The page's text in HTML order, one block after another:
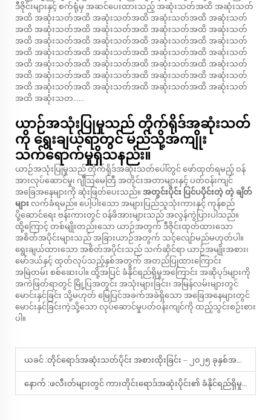
ဒီဇိုင်းများနှင့် စက်ရုံမှ အဆင်ပေးထားသည့် အဆုံးသတ်အထိ အဆုံးသတ်
အထိ အဆုံးသတ်အထိ အဆုံးသတ်အထိ အဆုံးသတ်အထိ အဆုံးသတ်
အထိ အဆုံးသတ်အထိ အဆုံးသတ်အထိ အဆုံးသတ်အထိ အဆုံးသတ်
အထိ အဆုံးသတ်အထိ အဆုံးသတ်အထိ အဆုံးသတ်အထိ အဆုံးသတ်
အထိ အဆုံးသတ်အထိ အဆုံးသတ်အထိ အဆုံးသတ်အထိ အဆုံးသတ်
အထိ အဆုံးသတ်အထိ အဆုံးသတ်အထိ အဆုံးသတ်အထိ အဆုံးသတ်
အထိ အဆုံးသတ်အထိ အဆုံးသတ်အထိ အဆုံးသတ်အထိ အဆုံးသတ်
အထိ အဆုံးသတ်အထိ အဆုံးသတ်အထိ အဆုံးသတ်အထိ အဆုံးသတ်
အထိ အဆုံးသတ......
ယာဉ်အသုံးပြုမှုသည် တိုက်ရိုဒ်အဆုံးသတ်
ကို ရွေးချယ်ရာတွင် မည်သို့အကျိုး
သက်ရောက်မှုရှိသနည်း။
ယာဉ်အသုံးပြုမှုသည် တိုက်ရိုဒ်အဆုံးသတ်ပေါ်တွင် ဖော်ထုတ်ရမည့် ဝန်
အားလုပ်ဆောင်မှု၊ ဂျီဩမေတြီ အတိုင်းအတာများနှင့် ပတ်ဝန်းကျင်
အခြေအနေများကို ဆုံးဖြတ်ပေးသည်။ အတွင်းပိုင်း ပြင်ပပိုင်းတဲ့ တဲ့ ချိတ်
များ လက်ခံရမည်။ ပေါ့ပါးသော အများပြည်သူသုံးကားနှင့် ကုန်စည်
ပို့ဆောင်ရေး ဗန်းကားတွင် ဝန်ဖိအားများသည် အလွန်ကွဲပြားပါသည်။
ထို့ကြောင့် တစ်မျိုးတည်းသော ယာဉ်အတွက် ဒီဇိုင်းထုတ်ထားသော
အစိတ်အပိုင်းများသည် အခြားယာဉ်အတွက် သင့်လျော်မည်မဟုတ်ပါ။
ရွေးချယ်ထားသော အစိတ်အပိုင်းသည် သက်ဆိုင်ရာ ယာဉ်အမျိုးအစား၊
မော်ဒယ်နှင့် ထုတ်လုပ်သည့်နှစ်အတွက် အတည်ပြုထားကြောင်း
အမြဲတမ်း စစ်ဆေးပါ။ ထို့အပြင် ခံနိုင်ရည်ရှိမှုအကြောင်း အဆိုပုဒ်များကို
အကဲဖြတ်ရာတွင် မြို့ပြအတွင်း အသုံးများခြင်း၊ အမြန်လမ်းများတွင်
မောင်းနှင်ခြင်း သို့မဟုတ် မြေပြင်အခက်အခဲရှိသော အခြေအနေများတွင်
မောင်းနှင်ခြင်းကဲ့သို့သော လုပ်ဆောင်မှုပတ်ဝန်းကျင်ကို ထည့်သွင်းစဉ်းစား
ပါ။
ယခင် :တိုင်ရောဒ်အဆုံးသတ်ပိုင်း အစားထိုးခြင်း – ၂၀၂၅ ခုနှစ်အတွက် လုပုပ်ငန်းလမ်းညွှန်
နောက် :ဖလီးတ်များတွင် ကားတိုင်းရောဒ်အဆုံးပိုင်း၏ ခံနိုင်ရည်ရှိမှုကို မြင့်တင်ခြင်း